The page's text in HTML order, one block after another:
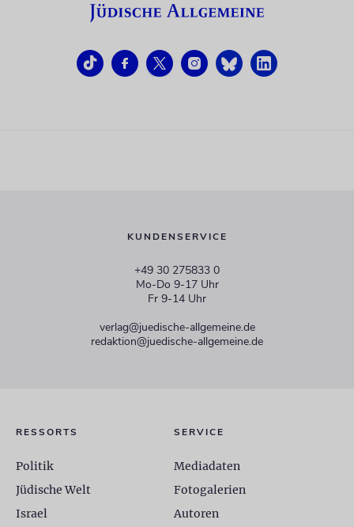
KUNDENSERVICE
+49 30 275833 0
Mo-Do 9-17 Uhr
Fr 9-14 Uhr
verlag@juedische-allgemeine.de
redaktion@juedische-allgemeine.de
RESSORTS
Politik
Jüdische Welt
Israel
SERVICE
Mediadaten
Fotogalerien
Autoren